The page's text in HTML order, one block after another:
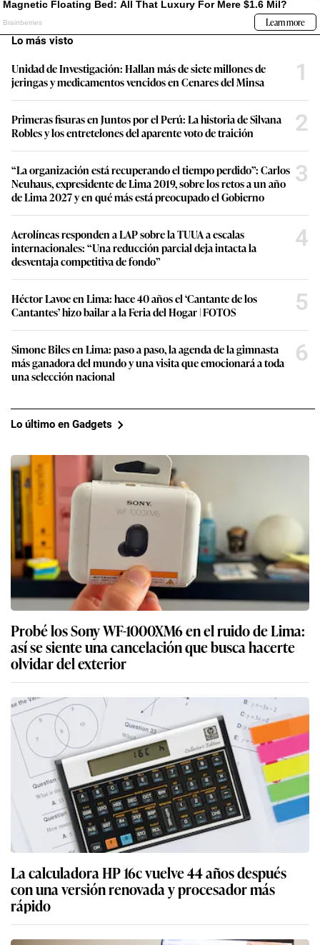
Lo más visto
Unidad de Investigación: Hallan más de siete millones de
jeringas y medicamentos vencidos en Cenares del Minsa
1
Primeras fisuras en Juntos por el Perú: La historia de Silvana
Robles y los entretelones del aparente voto de traición
2
“La organización está recuperando el tiempo perdido”: Carlos
Neuhaus, expresidente de Lima 2019, sobre los retos a un año
de Lima 2027 y en qué más está preocupado el Gobierno
3
Aerolíneas responden a LAP sobre la TUUA a escalas
internacionales: “Una reducción parcial deja intacta la
desventaja competitiva de fondo”
4
Héctor Lavoe en Lima: hace 40 años el ‘Cantante de los
Cantantes’ hizo bailar a la Feria del Hogar | FOTOS
5
Simone Biles en Lima: paso a paso, la agenda de la gimnasta
más ganadora del mundo y una visita que emocionará a toda
una selección nacional
6
Lo último en Gadgets
Probé los Sony WF-1000XM6 en el ruido de Lima:
así se siente una cancelación que busca hacerte
olvidar del exterior
La calculadora HP 16c vuelve 44 años después
con una versión renovada y procesador más
rápido